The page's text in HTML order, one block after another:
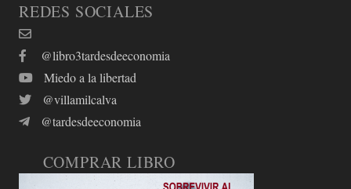
REDES SOCIALES
@libro3tardesdeeconomia
Miedo a la libertad
@villamilcalva
@tardesdeeconomia
COMPRAR LIBRO